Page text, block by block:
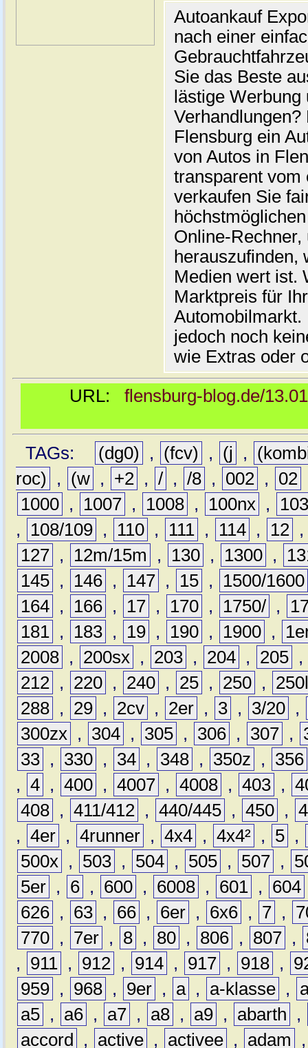
Autoankauf
nach einer
Sie das Beste
lästige
Flensburg ein
von Autos in
transparent vom
verkaufen Sie
Online-
herauszufinden,
Medien wert ist.
Marktpreis für
jedoch noch
wie Extras oder
URL: flensburg-blog.de/
TAGs: (dg0) , (fcv) , (j ,
roc)
, (w , +2 , / , /8 , 002 , 02
1000 , 1007 , 1008 , 100nx ,
,
108/109 , 110 , 111 , 114 , 12
127 , 12m/15m , 130 , 1300 ,
145 , 146 , 147 , 15 ,
1500/1600
164 , 166 , 17 , 170 , 1750/ ,
181 , 183 , 19 , 190 , 1900 ,
2008 , 200sx , 203 , 204 , 205 ,
212 , 220 , 240 , 25 , 250 ,
288 , 29 , 2cv , 2er , 3 , 3/20 ,
300zx , 304 , 305 , 306 , 307 ,
33 , 330 , 34 , 348 , 350z ,
356
, 4 , 400 , 4007 , 4008 , 403 ,
408 , 411/412 , 440/445 , 450 ,
, 4er , 4runner , 4x4 , 4x4² , 5 ,
500x , 503 , 504 , 505 , 507 ,
5er , 6 , 600 , 6008 , 601 , 604
626 , 63 , 66 , 6er , 6x6 , 7 ,
770 , 7er , 8 , 80 , 806 , 807 ,
,
911 , 912 , 914 , 917 , 918 ,
959 , 968 , 9er , a , a-klasse ,
a5 , a6 , a7 , a8 , a9 , abarth
,
accord
, active , activee , adam